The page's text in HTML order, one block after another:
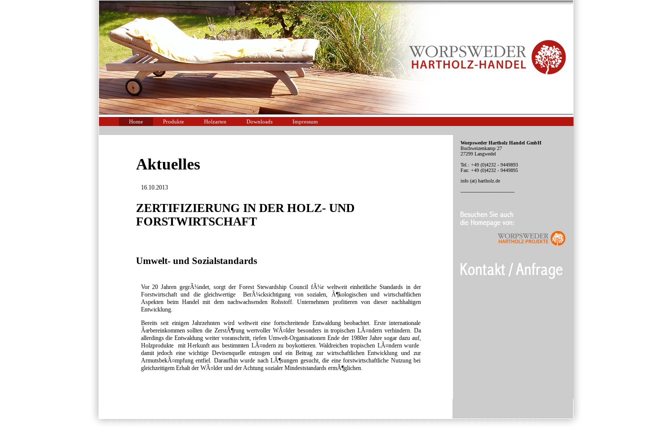
Home Produkte Holzarten Downloads Impressum
Aktuelles
16.10.2013
ZERTIFIZIERUNG IN DER HOLZ- UND
FORSTWIRTSCHAFT
Umwelt- und Sozialstandards
Vor 20 Jahren gegrÃ¼ndet, sorgt der Forest Stewardship Council fÃ¼r weltweit einheitliche Standards in der
Forstwirtschaft und die gleichwertige BerÃ¼cksichtigung von sozialen, Ã¶kologischen und wirtschaftlichen
Aspekten beim Handel mit dem nachwachsenden Rohstoff. Unternehmen profitieren von dieser nachhaltigen
Entwicklung.
Bereits seit einigen Jahrzehnten wird weltweit eine fortschreitende Entwaldung beobachtet. Erste internationale
Ãœbereinkommen sollten die ZerstÃ¶rung wertvoller WÃ¤lder besonders in tropischen LÃ¤ndern verhindern. Da
allerdings die Entwaldung weiter voranschritt, riefen Umwelt-Organisationen Ende der 1980er Jahre sogar dazu auf,
Holzprodukte mit Herkunft aus bestimmten LÃ¤ndern zu boykottieren. Waldreichen tropischen LÃ¤ndern wurde
damit jedoch eine wichtige Devisenquelle entzogen und ein Beitrag zur wirtschaftlichen Entwicklung und zur
ArmutsbekÃ¤mpfung entfiel. Daraufhin wurde nach LÃ¶sungen gesucht, die eine forstwirtschaftliche Nutzung bei
gleichzeitigem Erhalt der WÃ¤lder und der Achtung sozialer Mindeststandards ermÃ¶glichen.
Worpsweder Hartholz Handel GmbH
Buchweizenkamp 27
27299 Langwedel
Tel.: +49 (0)4232 - 9449893
Fax: +49 (0)4232 - 9449895
info (at) hartholz.de
------------------------------------